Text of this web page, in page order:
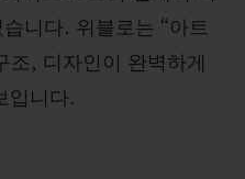
니다. 위블로는 “아트
조, 디자인이 완벽하게
입니다.